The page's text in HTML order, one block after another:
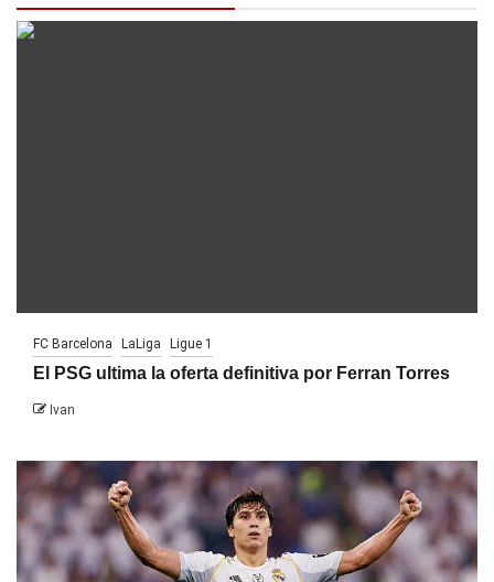
FC Barcelona LaLiga Ligue 1
El PSG ultima la oferta definitiva por Ferran Torres
Ivan